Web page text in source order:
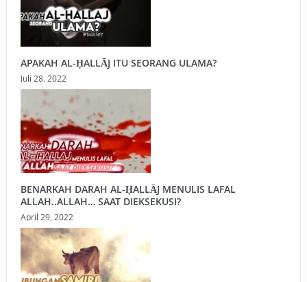
APAKAH AL-ḤALLĀJ ITU SEORANG ULAMA?
Juli 28, 2022
BENARKAH DARAH AL-ḤALLĀJ MENULIS LAFAL
ALLAH..ALLAH… SAAT DIEKSEKUSI?
April 29, 2022